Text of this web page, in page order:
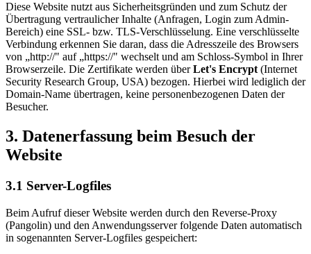
Diese Website nutzt aus Sicherheitsgründen und zum Schutz der
Übertragung vertraulicher Inhalte (Anfragen, Login zum Admin-
Bereich) eine SSL- bzw. TLS-Verschlüsselung. Eine verschlüsselte
Verbindung erkennen Sie daran, dass die Adresszeile des Browsers
von „http://" auf „https://" wechselt und am Schloss-Symbol in Ihrer
Browserzeile. Die Zertifikate werden überLet's Encrypt (Internet
Security Research Group, USA) bezogen. Hierbei wird lediglich der
Domain-Name übertragen, keine personenbezogenen Daten der
Besucher.
3. Datenerfassung beim Besuch der
Website
3.1 Server-Logfiles
Beim Aufruf dieser Website werden durch den Reverse-Proxy
(Pangolin) und den Anwendungsserver folgende Daten automatisch
in sogenannten Server-Logfiles gespeichert: